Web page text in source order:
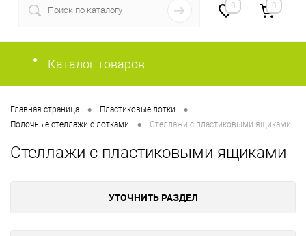
0 0
Каталог товаров
Главная страница • Пластиковые лотки •
Полочные стеллажи с лотками • Стеллажи с пластиковыми ящиками
Стеллажи с пластиковыми ящиками
УТОЧНИТЬ РАЗДЕЛ